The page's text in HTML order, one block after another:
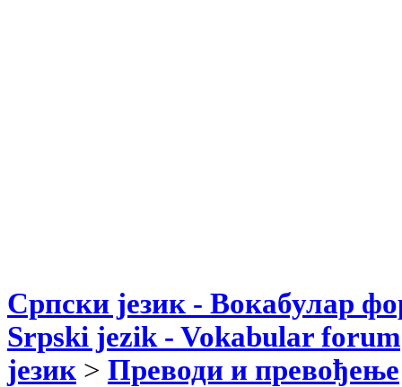
Српски језик - Вокабулар
Srpski jezik - Vokabular forum
језик > Преводи и превођење